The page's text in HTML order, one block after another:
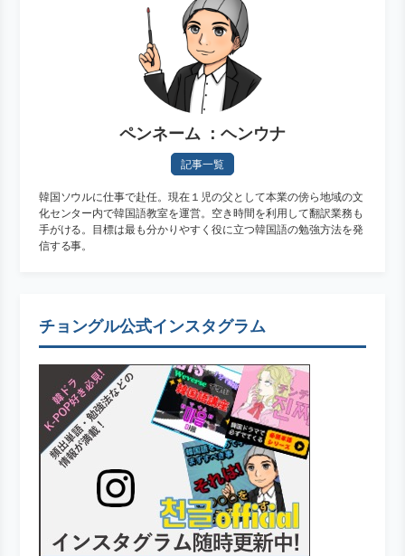
ペンネーム ：ヘンウナ
記事一覧
韓国ソウルに仕事で赴任。現在１児の父として本業の傍ら地域の文
化センター内で韓国語教室を運営。空き時間を利用して翻訳業務も
手がける。目標は最も分かりやすく役に立つ韓国語の勉強方法を発
信する事。
チョングル公式インスタグラム